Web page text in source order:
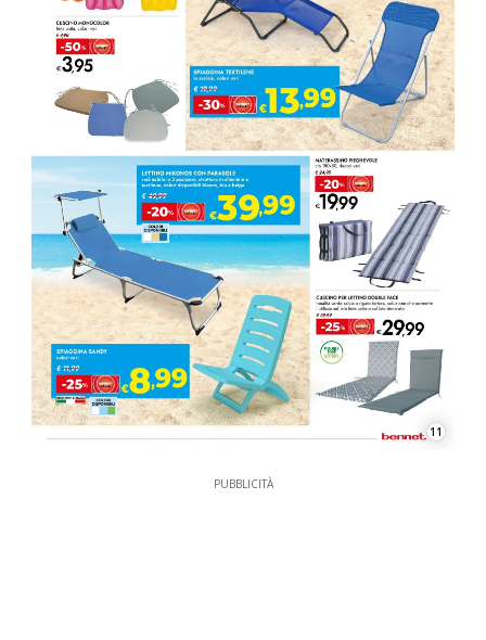
11
PUBBLICITÀ